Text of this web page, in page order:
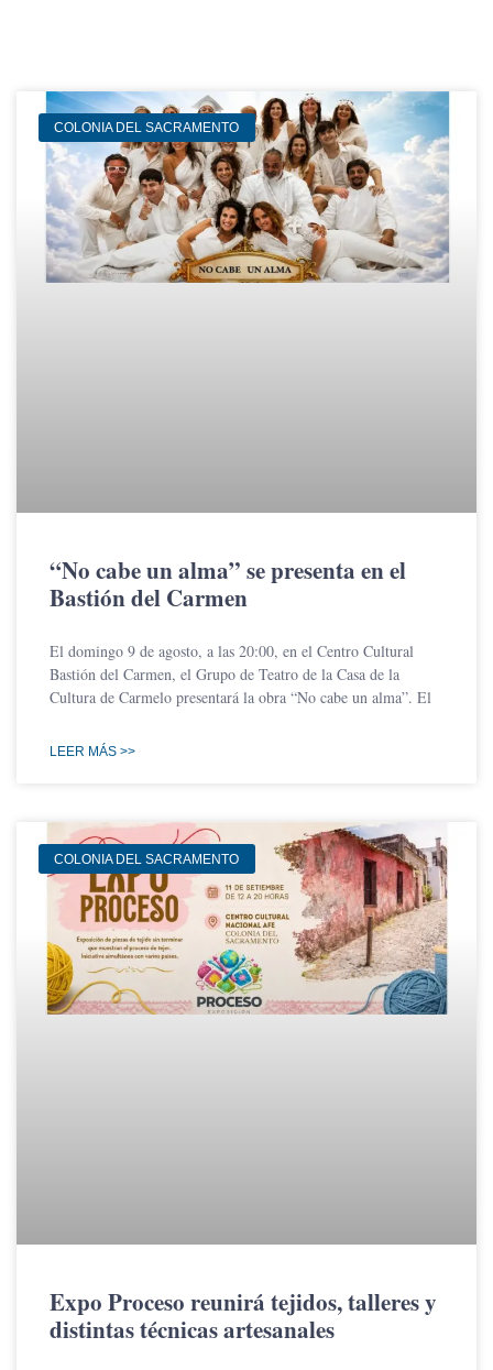
COLONIA DEL SACRAMENTO
“No cabe un alma” se presenta en el
Bastión del Carmen
El domingo 9 de agosto, a las 20:00, en el Centro Cultural
Bastión del Carmen, el Grupo de Teatro de la Casa de la
Cultura de Carmelo presentará la obra “No cabe un alma”. El
LEER MÁS >>
COLONIA DEL SACRAMENTO
Expo Proceso reunirá tejidos, talleres y
distintas técnicas artesanales